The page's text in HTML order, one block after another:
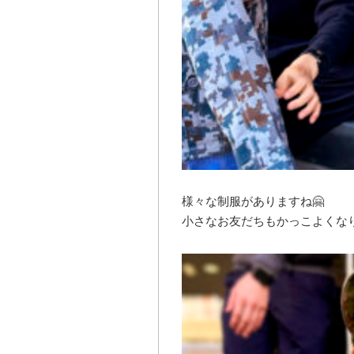
様々な制服がありますね🤗
小さなお友だちもかっこよくな